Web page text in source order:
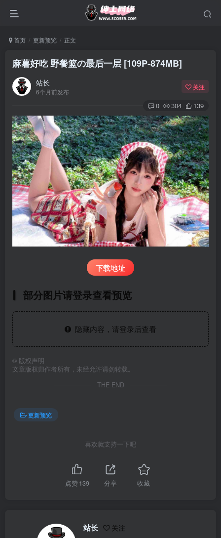
首页 更新预览 正文
麻薯好吃 野餐篮の最后一层 [109P-874MB]
站长
6个月前发布
关注
0 304 139
下载地址
部分图片请登录查看预览
隐藏内容，请登录后查看
© 版权声明
文章版权归作者所有，未经允许请勿转载。
THE END
更新预览
喜欢就支持一下吧
点赞139 分享 收藏
站长 关注